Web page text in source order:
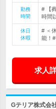
勤務
時間
# 【
時間
休日
休暇
# ＜
能！
求人
Gテリア株式会